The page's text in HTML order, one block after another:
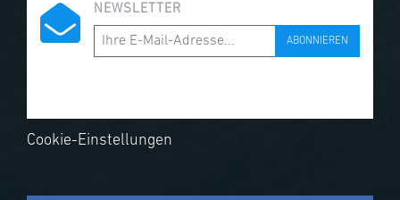
NEWSLETTER
ABONNIEREN
Cookie-Einstellungen